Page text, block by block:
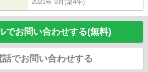
2021年 9月(築4年)
でお問い合わせする(無料)
話でお問い合わせする